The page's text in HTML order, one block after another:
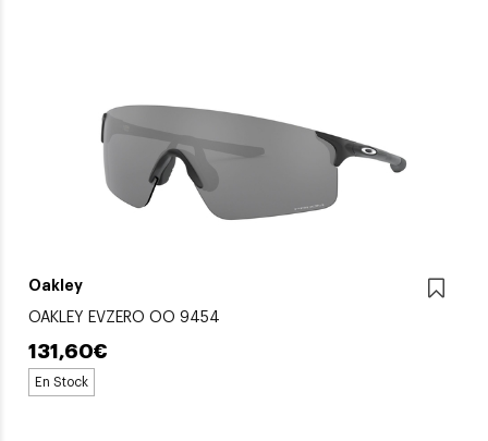
Oakley
OAKLEY EVZERO OO 9454
131,60€
En Stock